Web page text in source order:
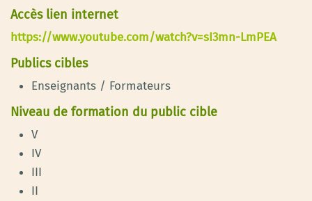
Accès lien internet
https://www.youtube.com/watch?v=sI3mn-LmPEA
Publics cibles
Enseignants / Formateurs
Niveau de formation du public cible
V
IV
III
II